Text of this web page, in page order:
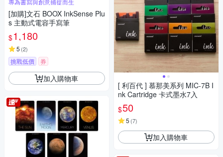
專為書寫與創意捕捉而生
[加購]文石 BOOX InkSense Plu
s 主動式電容手寫筆
$1,180
5 (2)
挑戰低價 券
加入購物車
[ 利百代 ] 慕那美系列 MIC-7B I
nk Cartridge 卡式墨水7入
$50
5 (7)
加入購物車